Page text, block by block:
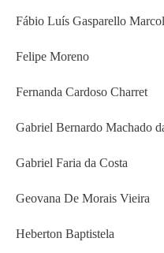
Fábio Luís Gasparello
Felipe Moreno
Fernanda Cardoso Charret
Gabriel Bernardo Machado
Gabriel Faria da Costa
Geovana De Morais Vieira
Heberton Baptistela